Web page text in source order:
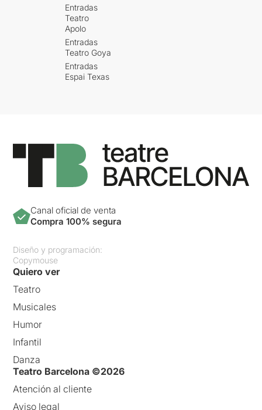
Entradas
Teatro
Apolo
Entradas
Teatro Goya
Entradas
Espai Texas
Canal oficial de venta
Compra 100% segura
Diseño y programación:
Copymouse
Quiero ver
Teatro
Musicales
Humor
Infantil
Danza
Teatro Barcelona ©2026
Atención al cliente
Aviso legal